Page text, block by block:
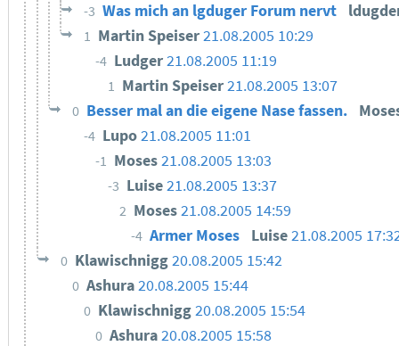
-3 Was mich an lgduger Forum nervt
1 Martin Speiser21.08.2005 10:29
-4 Ludger21.08.2005 11:19
1 Martin Speiser21.08.2005 13:07
0 Besser mal an die eigene Nase fassen.
-4 Lupo21.08.2005 11:01
-1 Moses21.08.2005 13:03
-3 Luise21.08.2005 13:37
2 Moses21.08.2005 14:59
-4 Armer Moses Luise21.08.2005
0 Klawischnigg20.08.2005 15:42
0 Ashura20.08.2005 15:44
0 Klawischnigg20.08.2005 15:54
0 Ashura20.08.2005 15:58